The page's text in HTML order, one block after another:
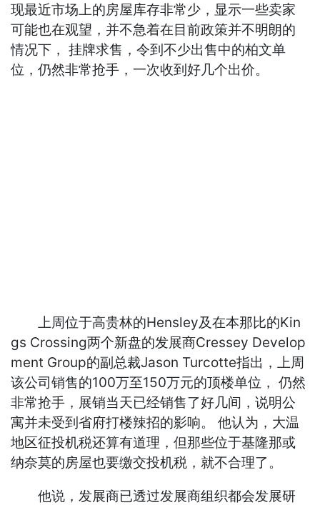
现最近市场上的房屋库存非常少，显示一些卖家
可能也在观望，并不急着在目前政策并不明朗的
情况下， 挂牌求售，令到不少出售中的柏文单
位，仍然非常抢手，一次收到好几个出价。
上周位于高贵林的Hensley及在本那比的Kin
gs Crossing两个新盘的发展商Cressey Develop
ment Group的副总裁Jason Turcotte指出，上周
该公司销售的100万至150万元的顶楼单位， 仍然
非常抢手，展销当天已经销售了好几间，说明公
寓并未受到省府打楼辣招的影响。 他认为，大温
地区征投机税还算有道理，但那些位于基隆那或
纳奈莫的房屋也要缴交投机税，就不合理了。
他说，发展商已透过发展商组织都会发展研